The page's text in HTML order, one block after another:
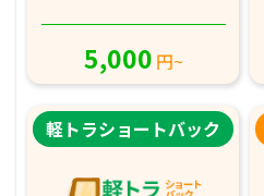
5,000 円~
軽トラショートバック